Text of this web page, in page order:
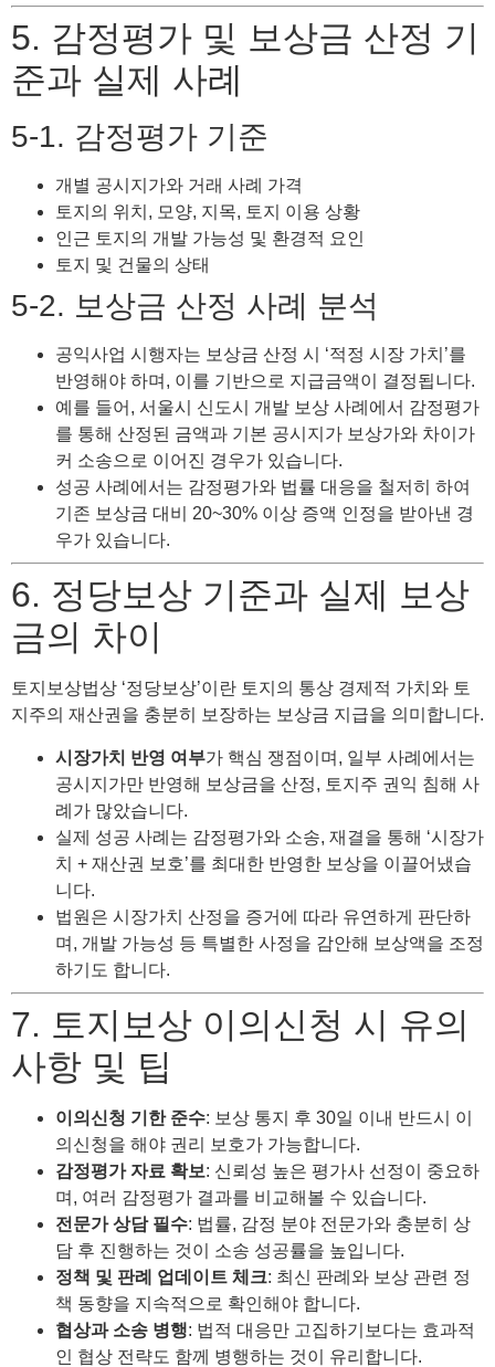
5. 감정평가 및 보상금 산정 기
준과 실제 사례
5-1. 감정평가 기준
개별 공시지가와 거래 사례 가격
토지의 위치, 모양, 지목, 토지 이용 상황
인근 토지의 개발 가능성 및 환경적 요인
토지 및 건물의 상태
5-2. 보상금 산정 사례 분석
공익사업 시행자는 보상금 산정 시 ‘적정 시장 가치’를
반영해야 하며, 이를 기반으로 지급금액이 결정됩니다.
예를 들어, 서울시 신도시 개발 보상 사례에서 감정평가
를 통해 산정된 금액과 기본 공시지가 보상가와 차이가
커 소송으로 이어진 경우가 있습니다.
성공 사례에서는 감정평가와 법률 대응을 철저히 하여
기존 보상금 대비 20~30% 이상 증액 인정을 받아낸 경
우가 있습니다.
6. 정당보상 기준과 실제 보상
금의 차이
토지보상법상 ‘정당보상’이란 토지의 통상 경제적 가치와 토
지주의 재산권을 충분히 보장하는 보상금 지급을 의미합니다.
시장가치 반영 여부가 핵심 쟁점이며, 일부 사례에서는
공시지가만 반영해 보상금을 산정, 토지주 권익 침해 사
례가 많았습니다.
실제 성공 사례는 감정평가와 소송, 재결을 통해 ‘시장가
치 + 재산권 보호’를 최대한 반영한 보상을 이끌어냈습
니다.
법원은 시장가치 산정을 증거에 따라 유연하게 판단하
며, 개발 가능성 등 특별한 사정을 감안해 보상액을 조정
하기도 합니다.
7. 토지보상 이의신청 시 유의
사항 및 팁
이의신청 기한 준수: 보상 통지 후 30일 이내 반드시 이
의신청을 해야 권리 보호가 가능합니다.
감정평가 자료 확보: 신뢰성 높은 평가사 선정이 중요하
며, 여러 감정평가 결과를 비교해볼 수 있습니다.
전문가 상담 필수: 법률, 감정 분야 전문가와 충분히 상
담 후 진행하는 것이 소송 성공률을 높입니다.
정책 및 판례 업데이트 체크: 최신 판례와 보상 관련 정
책 동향을 지속적으로 확인해야 합니다.
협상과 소송 병행: 법적 대응만 고집하기보다는 효과적
인 협상 전략도 함께 병행하는 것이 유리합니다.